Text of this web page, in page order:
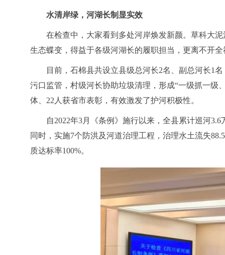
水清岸绿，河湖长制显实效
在检查中，大家看到多处河岸焕发新颜。草科大
生态蝶变，得益于各级河湖长的履职担当，更离不开
目前，石棉县共设立县级总河长2名、副总河长1
污口监管，村级河长协助垃圾清理，形成“一级抓一级
体、22人获省市表彰，有效激发了护河积极性。
自2022年3月《条例》施行以来，全县累计巡河
同时，实施7个防洪及河道治理工程，治理水土流失
质达标率100%。